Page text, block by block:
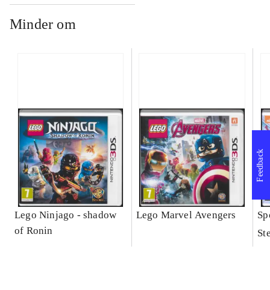
Minder om
Lego Ninjago - shadow
of Ronin
Lego Marvel Avengers
Feedback